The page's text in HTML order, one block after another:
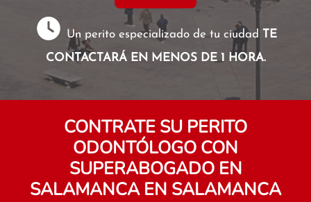
Un perito especializado de tu ciudad TE
CONTACTARÁ EN MENOS DE 1 HORA.
CONTRATE SU PERITO
ODONTÓLOGO CON
SUPERABOGADO EN
SALAMANCA EN SALAMANCA